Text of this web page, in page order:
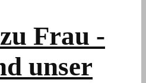
Frau -
unser